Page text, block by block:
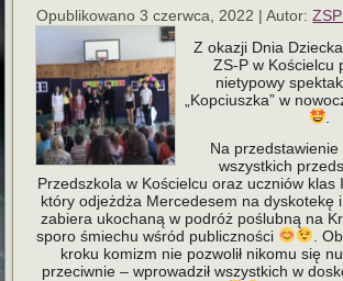
Opublikowano 3 czerwca, 2022 |Autor:
Z okazji Dnia
ZS-P w Kościelcu
nietypowy
„Kopciuszka” w
Na
wszystkich
Przedszkola w Kościelcu oraz uczniów klas
który odjeżdża Mercedesem na dyskotekę
zabiera ukochaną w podróż poślubną na
sporo śmiechu wśród publiczności
.
kroku komizm nie pozwolił nikomu się
przeciwnie – wprowadził wszystkich w